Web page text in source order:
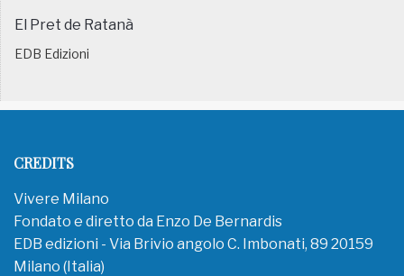
El Pret de Ratanà
EDB Edizioni
CREDITS
Vivere Milano
Fondato e diretto da Enzo De Bernardis
EDB edizioni - Via Brivio angolo C. Imbonati, 89 20159
Milano (Italia)